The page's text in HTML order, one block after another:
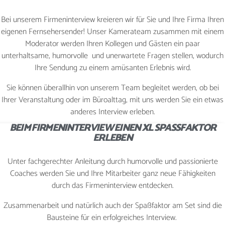
WEIHNACHTSFEIER
KONTAKT
JETZT BUCHEN
Bei unserem Firmeninterview kreieren wir für Sie und Ihre Firma Ihren
eigenen Fernsehersender! Unser Kamerateam zusammen mit einem
Moderator werden Ihren Kollegen und Gästen ein paar
unterhaltsame, humorvolle und unerwartete Fragen stellen, wodurch
Ihre Sendung zu einem amüsanten Erlebnis wird.
Sie können überallhin von unserem Team begleitet werden, ob bei
Ihrer Veranstaltung oder im Büroalttag, mit uns werden Sie ein etwas
anderes Interview erleben.
BEIM FIRMENINTERVIEW EINEN XL SPASSFAKTOR E
RLEBEN
Unter fachgerechter Anleitung durch humorvolle und passionierte
Coaches werden Sie und Ihre Mitarbeiter ganz neue Fähigkeiten
durch das Firmeninterview entdecken.
Zusammenarbeit und natürlich auch der Spaßfaktor am Set sind die
Bausteine für ein erfolgreiches Interview.